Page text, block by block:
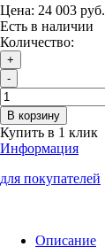
Цена: 24 003 руб.
Есть в наличии
Количество:
+
-
В корзину
Купить в 1 клик
Информация
для покупателей
Описание